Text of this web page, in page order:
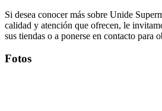
Si desea conocer más sobre Unide
calidad y atención que ofrecen, le
sus tiendas o a ponerse en contacto para
Fotos